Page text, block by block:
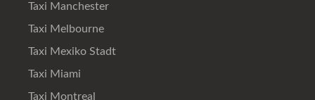
Taxi Manchester
Taxi Melbourne
Taxi Mexiko Stadt
Taxi Miami
Taxi Montreal